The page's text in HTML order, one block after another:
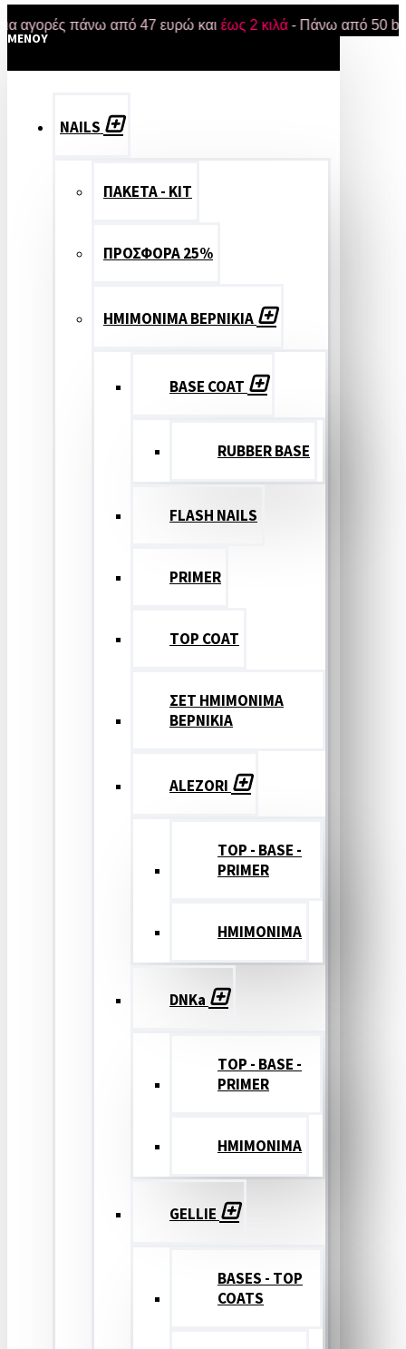
πάνω από 47 ευρώ καιέως 2 κιλά- Πάνω από 50 brands -
MENOY
NAILS
ΠΑΚΕΤΑ - ΚΙΤ
ΠΡΟΣΦΟΡΑ 25%
ΗΜΙΜΟΝΙΜΑ ΒΕΡΝΙΚΙΑ
BASE COAT
RUBBER BASE
FLASH NAILS
PRIMER
TOP COAT
ΣΕΤ ΗΜΙΜΟΝΙΜΑ
ΒΕΡΝΙΚΙΑ
ALEZORI
TOP - BASE -
PRIMER
ΗΜΙΜΟΝΙΜΑ
DNKa
TOP - BASE -
PRIMER
ΗΜΙΜΟΝΙΜΑ
GELLIE
BASES - TOP
COATS